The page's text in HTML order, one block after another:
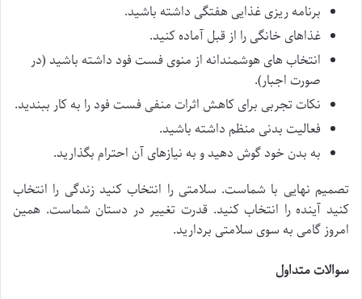
برنامه ریزی غذایی هفتگی داشته باشید.
غذاهای خانگی را از قبل آماده کنید.
انتخاب های هوشمندانه از منوی فست فود داشته باشید (در
صورت اجبار).
نکات تجربی برای کاهش اثرات منفی فست فود را به کار ببندید.
فعالیت بدنی منظم داشته باشید.
به بدن خود گوش دهید و به نیازهای آن احترام بگذارید.
تصمیم نهایی با شماست. سلامتی را انتخاب کنید زندگی را انتخاب
کنید آینده را انتخاب کنید. قدرت تغییر در دستان شماست. همین
امروز گامی به سوی سلامتی بردارید.
سوالات متداول